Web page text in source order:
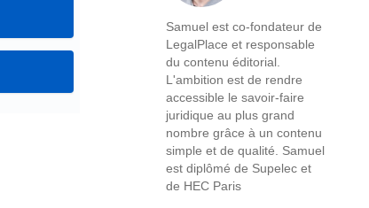
Samuel est co-fondateur de
LegalPlace et responsable
du contenu éditorial.
L'ambition est de rendre
accessible le savoir-faire
juridique au plus grand
nombre grâce à un contenu
simple et de qualité. Samuel
est diplômé de Supelec et
de HEC Paris